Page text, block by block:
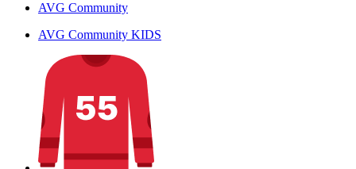
AVG Community
AVG Community KIDS